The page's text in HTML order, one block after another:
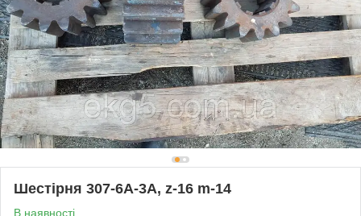
Шестірня 307-6А-3А, z-16 m-14
В наявності